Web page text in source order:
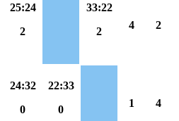
25:24
2
33:22
2
4 2
24:32
0
22:33
0
1 4